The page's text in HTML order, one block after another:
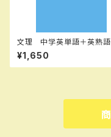
文理 中学英単語＋英熟
コンプリートセレクション
2026年度版 新品完全セ
ト
¥1,650